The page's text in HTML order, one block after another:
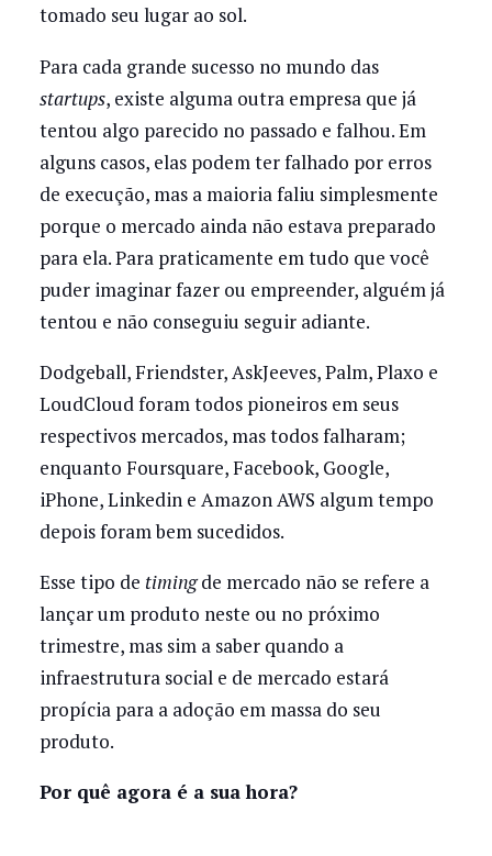
tomado seu lugar ao sol.
Para cada grande sucesso no mundo das
startups, existe alguma outra empresa que já
tentou algo parecido no passado e falhou. Em
alguns casos, elas podem ter falhado por erros
de execução, mas a maioria faliu simplesmente
porque o mercado ainda não estava preparado
para ela. Para praticamente em tudo que você
puder imaginar fazer ou empreender, alguém já
tentou e não conseguiu seguir adiante.
Dodgeball, Friendster, AskJeeves, Palm, Plaxo e
LoudCloud foram todos pioneiros em seus
respectivos mercados, mas todos falharam;
enquanto Foursquare, Facebook, Google,
iPhone, Linkedin e Amazon AWS algum tempo
depois foram bem sucedidos.
Esse tipo de timingde mercado não se refere a
lançar um produto neste ou no próximo
trimestre, mas sim a saber quando a
infraestrutura social e de mercado estará
propícia para a adoção em massa do seu
produto.
Por quê agora é a sua hora?